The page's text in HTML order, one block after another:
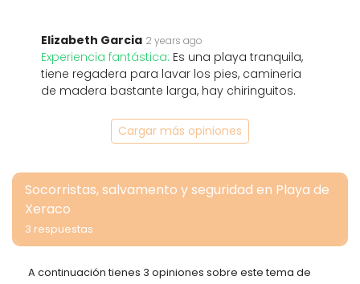
Elizabeth Garcia 2 years ago
Experiencia fantástica: Es una playa tranquila,
tiene regadera para lavar los pies, camineria
de madera bastante larga, hay chiringuitos.
Cargar más opiniones
Socorristas, salvamento y seguridad en Playa de
Xeraco
3 respuestas
A continuación tienes 3 opiniones sobre este tema de